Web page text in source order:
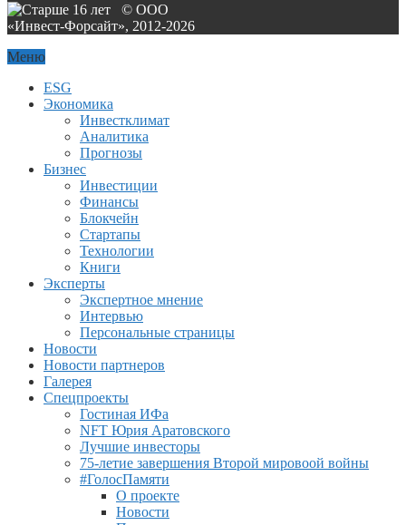
© ООО
«Инвест-Форсайт», 2012-2026
Меню
ESG
Экономика
Инвестклимат
Аналитика
Прогнозы
Бизнес
Инвестиции
Финансы
Блокчейн
Стартапы
Технологии
Книги
Эксперты
Экспертное мнение
Интервью
Персональные страницы
Новости
Новости партнеров
Галерея
Спецпроекты
Гостиная ИФа
NFT Юрия Аратовского
Лучшие инвесторы
75-летие завершения Второй мировоой войны
#ГолосПамяти
О проекте
Новости